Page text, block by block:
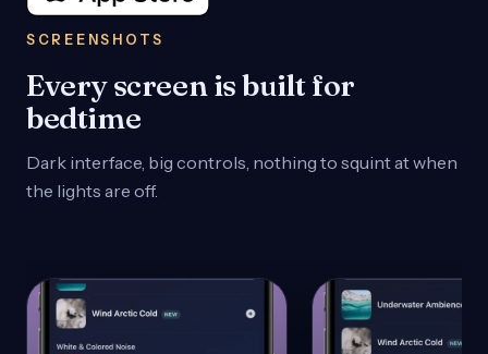
SCREENSHOTS
Every screen is built for
bedtime
Dark interface, big controls, nothing to squint at when
the lights are off.